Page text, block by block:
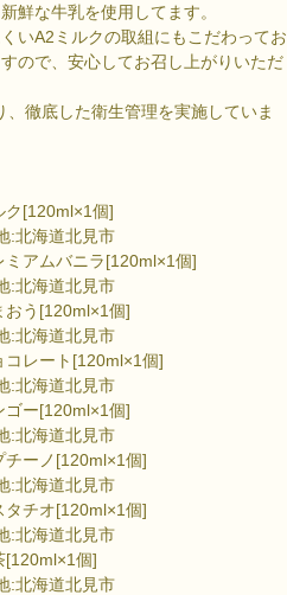
鮮な牛乳を使用してます。
いA2ミルクの取組にもこだわってお
ので、安心してお召し上がりいただ
徹底した衛生管理を実施していま
ク[120ml×1個]
北海道北見市
ミアムバニラ[120ml×1個]
北海道北見市
おう[120ml×1個]
北海道北見市
コレート[120ml×1個]
北海道北見市
ゴー[120ml×1個]
北海道北見市
チーノ[120ml×1個]
北海道北見市
タチオ[120ml×1個]
北海道北見市
[120ml×1個]
北海道北見市